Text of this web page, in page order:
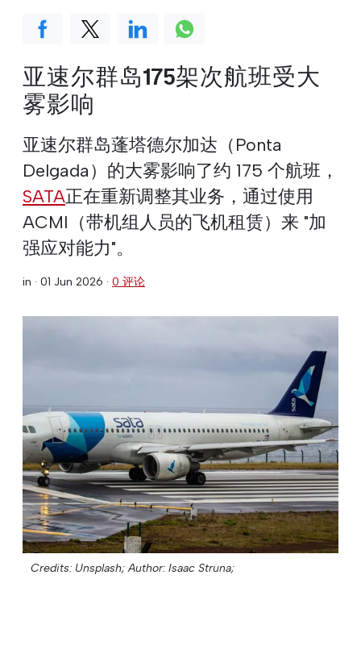
亚速尔群岛175架次航班受大
雾影响
亚速尔群岛蓬塔德尔加达（Ponta
Delgada）的大雾影响了约 175 个航班，
SATA正在重新调整其业务，通过使用
ACMI（带机组人员的飞机租赁）来 "加
强应对能力"。
in · 01 Jun 2026 · 0 评论
Credits: Unsplash; Author: Isaac Struna;